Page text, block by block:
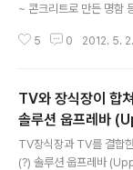
~ 콘크리트로 만든 명함
크리트 의자 컨셉 by
크리트 캔버스 쉘터
통과되는 반투명 콘크
8/06/26 - 암모나이트
대 (독일 HighTech사 제
5 0 2012. 5. 2.
TV와 장식장이 합
솔루션 웁프레바
TV장식장과 TV를 결합
(?) 솔루션 웁프레바